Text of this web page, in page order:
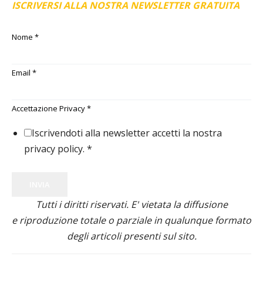
ISCRIVERSI ALLA NOSTRA NEWSLETTER GRATUITA
Nome *
Email *
Accettazione Privacy*
Iscrivendoti alla newsletter accetti la nostra
privacy policy. *
Tutti i diritti riservati. E' vietata la diffusione
e riproduzione totale o parziale in qualunque formato
degli articoli presenti sul sito.